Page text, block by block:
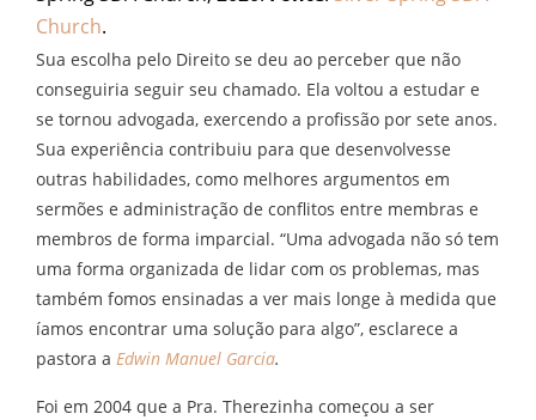
Church.
Sua escolha pelo Direito se deu ao perceber que não
conseguiria seguir seu chamado. Ela voltou a estudar e
se tornou advogada, exercendo a profissão por sete anos.
Sua experiência contribuiu para que desenvolvesse
outras habilidades, como melhores argumentos em
sermões e administração de conflitos entre membras e
membros de forma imparcial. “Uma advogada não só tem
uma forma organizada de lidar com os problemas, mas
também fomos ensinadas a ver mais longe à medida que
íamos encontrar uma solução para algo”, esclarece a
pastora a Edwin Manuel Garcia.
Foi em 2004 que a Pra. Therezinha começou a ser